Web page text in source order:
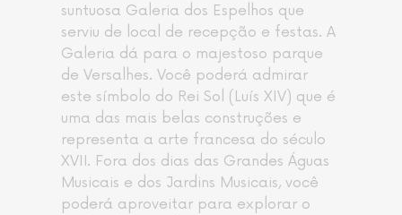
suntuosa Galeria dos Espelhos que
serviu de local de recepção e festas. A
Galeria dá para o majestoso parque
de Versalhes. Você poderá admirar
este símbolo do Rei Sol (Luís XIV) que é
uma das mais belas construções e
representa a arte francesa do século
XVII. Fora dos dias das Grandes Águas
Musicais e dos Jardins Musicais, você
poderá aproveitar para explorar o